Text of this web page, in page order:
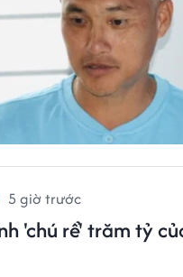
5 giờ trước
'chú rể' trăm tỷ